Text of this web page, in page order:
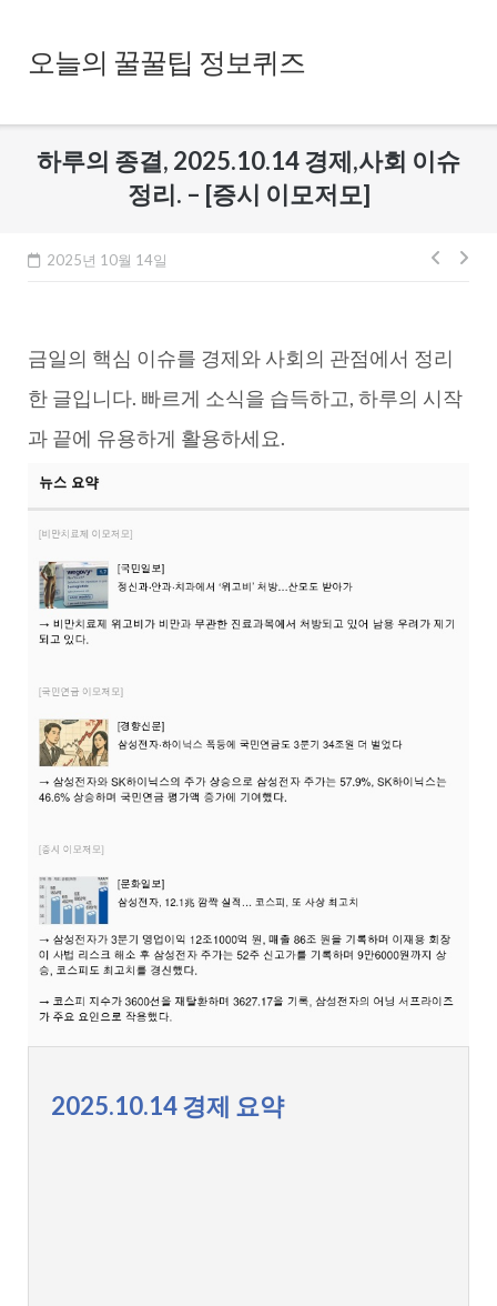
content오늘의 꿀꿀팁 정보퀴즈
하루의 종결, 2025.10.14 경제,사회 이슈
정리. – [증시 이모저모]
2025년 10월 14일
글
게
이
금일의 핵심 이슈를 경제와 사회의 관점에서 정리
한 글입니다. 빠르게 소식을 습득하고, 하루의 시작
과 끝에 유용하게 활용하세요.
2025.10.14 경제 요약